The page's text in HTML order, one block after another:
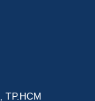
TP.HCM